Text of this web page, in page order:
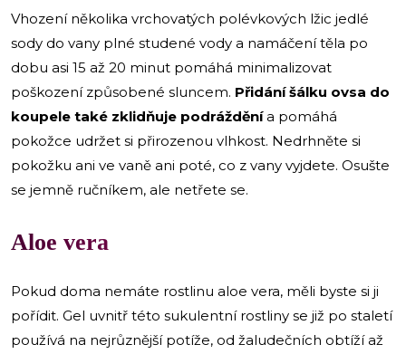
Vhození několika vrchovatých polévkových lžic jedlé
sody do vany plné studené vody a namáčení těla po
dobu asi 15 až 20 minut pomáhá minimalizovat
poškození způsobené sluncem. Přidání šálku ovsa do
koupele také zklidňuje podrážděnía pomáhá
pokožce udržet si přirozenou vlhkost. Nedrhněte si
pokožku ani ve vaně ani poté, co z vany vyjdete. Osušte
se jemně ručníkem, ale netřete se.
Aloe vera
Pokud doma nemáte rostlinu aloe vera, měli byste si ji
pořídit. Gel uvnitř této sukulentní rostliny se již po staletí
používá na nejrůznější potíže, od žaludečních obtíží až